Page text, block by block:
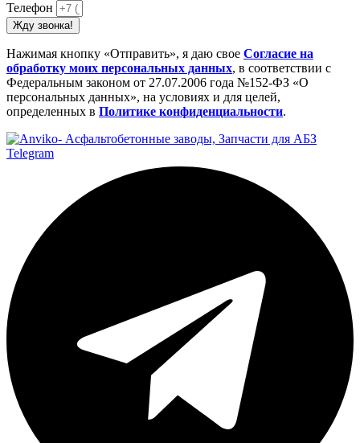
Телефон
Жду звонка!
Нажимая кнопку «Отправить», я даю свое Cогласие на
обработку моих персональных данных, в соответствии с
Федеральным законом от 27.07.2006 года №152-ФЗ «О
персональных данных», на условиях и для целей,
определенных в Политике конфиденциальности.
Telegram